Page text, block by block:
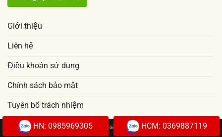
Giới thiệu
Liên hệ
Điều khoản sử dụng
Chính sách bảo mật
Tuyên bố trách nhiệm
Copyright 2026 © | Giấy khám sức khỏe
HN: 0985969305 HCM: 0369887119